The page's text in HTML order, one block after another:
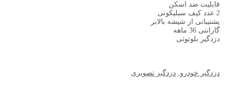
قابلیت ضد اسکن
2 عدد کیف سیلیکونی
پشتیبانی از شیشه بالابر
گارانتی 36 ماهه
دزدگیر بلوتوثی
دزدگیر خودرو, دزدگیر تصویری